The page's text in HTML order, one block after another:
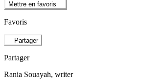
Mettre en favoris
Favoris
Partager
Partager
Rania Souayah, writer